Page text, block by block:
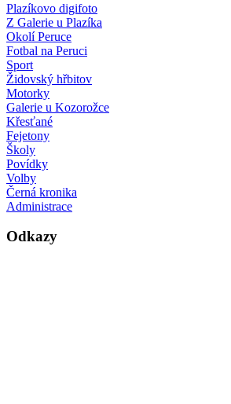
Plazíkovo digifoto
Z Galerie u Plazíka
Okolí Peruce
Fotbal na Peruci
Sport
Židovský hřbitov
Motorky
Galerie u Kozorožce
Křesťané
Fejetony
Školy
Povídky
Volby
Černá kronika
Administrace
Odkazy